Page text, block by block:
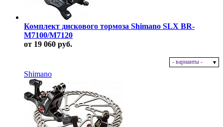
Комплект дискового тормоза Shimano SLX BR-
M7100/M7120
от 19 060 руб.
- варианты -
Shimano